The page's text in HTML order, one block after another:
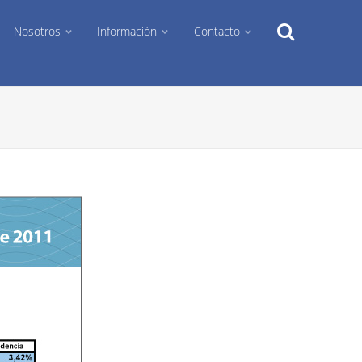
Nosotros Información Contacto